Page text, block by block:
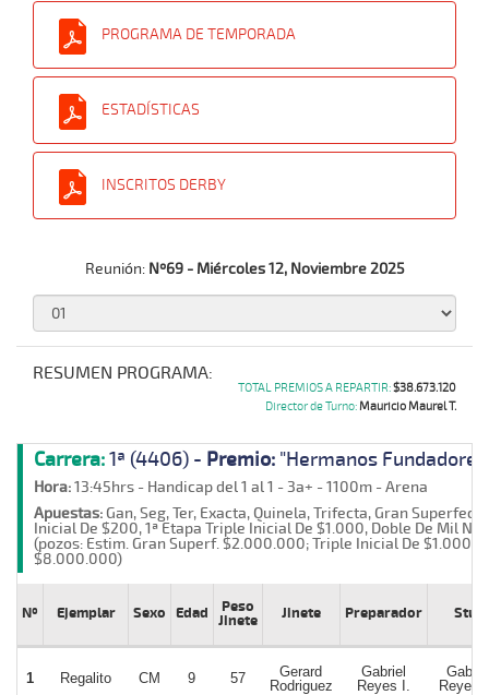
PROGRAMA DE TEMPORADA
ESTADÍSTICAS
INSCRITOS DERBY
Reunión: Nº69 - Miércoles 12, Noviembre 2025
RESUMEN PROGRAMA:
TOTAL PREMIOS A REPARTIR:$38.673.120
Director de Turno: Mauricio Maurel T.
Carrera:1ª (4406) - Premio: "Hermanos
Hora:13:45hrs - Handicap del 1 al 1 - 3a+ - 1100m - Arena
Apuestas:Gan, Seg, Ter, Exacta, Quinela, Trifecta, Gran Superfecta
Inicial De $200, 1ª Etapa Triple Inicial De $1.000, Doble De Mil Nº 1
(pozos: Estim. Gran Superf. $2.000.000; Triple Inicial De $1.000
$8.000.000)
Nº Ejemplar Sexo Edad
Peso
Jinete
Jinete Preparador Stud
1 Regalito CM 9 57
Gerard
Rodriguez
Gabriel
Reyes I.
Reyes